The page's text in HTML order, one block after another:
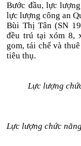
Bước đầu, lực
lực lượng công an
Bùi Thị Tân (SN
đều trú tại xóm 8,
gom, tái chế và
tiêu thụ.
Lực lượng
Lực lượng chức